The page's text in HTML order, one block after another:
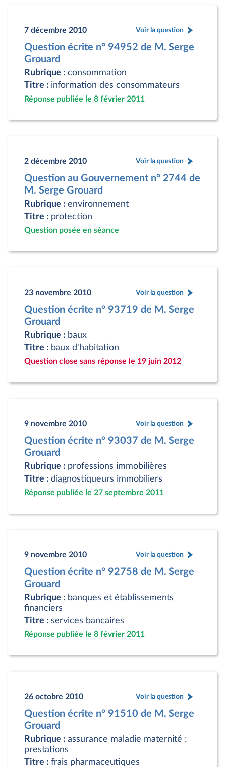
7 décembre 2010 Voir la question
Question écrite n° 94952 de M. Serge
Grouard
Rubrique : consommation
Titre : information des consommateurs
Réponse publiée le 8 février 2011
2 décembre 2010 Voir la question
Question au Gouvernement n° 2744 de
M. Serge Grouard
Rubrique : environnement
Titre : protection
Question posée en séance
23 novembre 2010 Voir la question
Question écrite n° 93719 de M. Serge
Grouard
Rubrique : baux
Titre : baux d'habitation
Question close sans réponse le 19 juin 2012
9 novembre 2010 Voir la question
Question écrite n° 93037 de M. Serge
Grouard
Rubrique : professions immobilières
Titre : diagnostiqueurs immobiliers
Réponse publiée le 27 septembre 2011
9 novembre 2010 Voir la question
Question écrite n° 92758 de M. Serge
Grouard
Rubrique : banques et établissements
financiers
Titre : services bancaires
Réponse publiée le 8 février 2011
26 octobre 2010 Voir la question
Question écrite n° 91510 de M. Serge
Grouard
Rubrique : assurance maladie maternité :
prestations
Titre : frais pharmaceutiques